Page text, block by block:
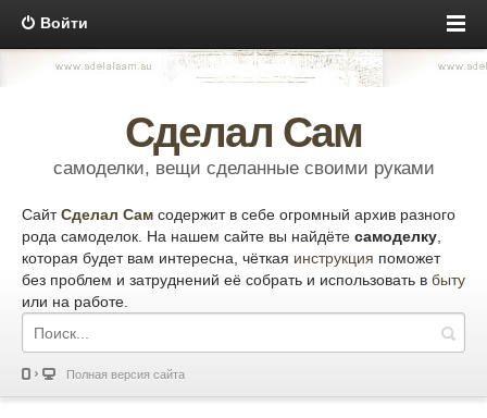
Войти
Сделал Сам
самоделки, вещи сделанные своими руками
СайтСделал Сам содержит в себе огромный архив разного
рода самоделок. На нашем сайте вы найдёте самоделку
которая будет вам интересна, чёткая инструкция поможет
без проблем и затруднений её собрать и использовать в быту
или на работе.
Полная версия сайта